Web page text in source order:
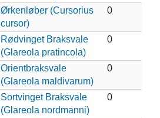
Ørkenløber (Cursorius
cursor)
0
Rødvinget Braksvale
(Glareola pratincola)
0
Orientbraksvale
(Glareola maldivarum)
0
Sortvinget Braksvale
(Glareola nordmanni)
0